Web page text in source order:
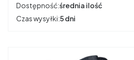
Dostępność:średnia ilość
Czas wysyłki:5 dni